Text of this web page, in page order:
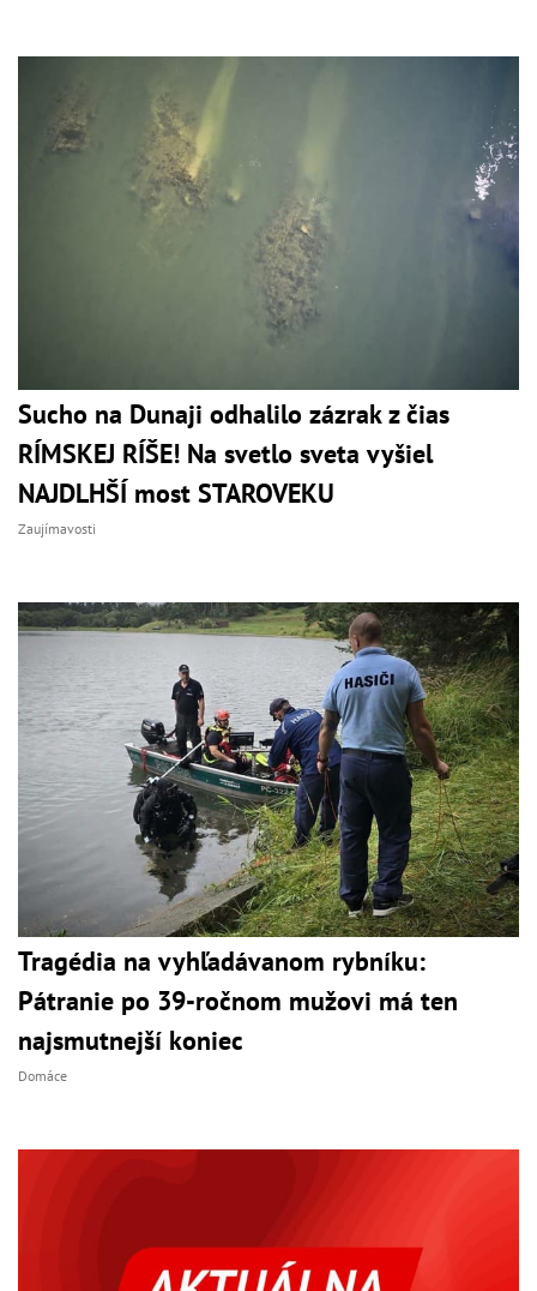
Sucho na Dunaji odhalilo zázrak z čias
RÍMSKEJ RÍŠE! Na svetlo sveta vyšiel
NAJDLHŠÍ most STAROVEKU
Zaujímavosti
Tragédia na vyhľadávanom rybníku:
Pátranie po 39-ročnom mužovi má ten
najsmutnejší koniec
Domáce